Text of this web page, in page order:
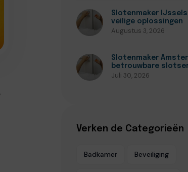
Slotenmaker
veilige oplossingen
Augustus 3, 2026
Slotenmaker
betrouwbare
Juli 30, 2026
Verken de Categorieën
Badkamer Beveiliging